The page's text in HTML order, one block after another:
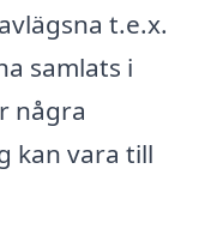
t.e.x.
samlats i
några
kan vara till